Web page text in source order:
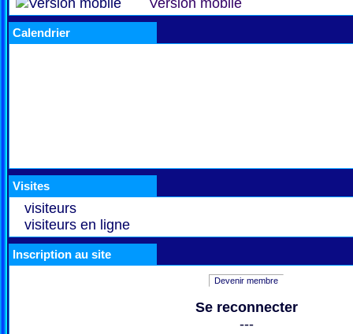
Version mobile
Calendrier
Visites
visiteurs
visiteurs en ligne
Inscription au site
Devenir membre
Se reconnecter
---